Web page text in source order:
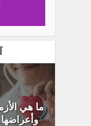
ما هي
وأعراضها